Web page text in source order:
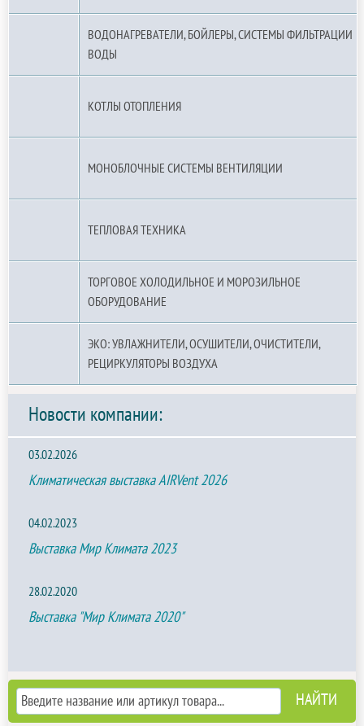
ВОДОНАГРЕВАТЕЛИ, БОЙЛЕРЫ, СИСТЕМЫ ФИЛЬТРАЦИИ
ВОДЫ
КОТЛЫ ОТОПЛЕНИЯ
МОНОБЛОЧНЫЕ СИСТЕМЫ ВЕНТИЛЯЦИИ
ТЕПЛОВАЯ ТЕХНИКА
ТОРГОВОЕ ХОЛОДИЛЬНОЕ И МОРОЗИЛЬНОЕ
ОБОРУДОВАНИЕ
ЭКО: УВЛАЖНИТЕЛИ, ОСУШИТЕЛИ, ОЧИСТИТЕЛИ,
РЕЦИРКУЛЯТОРЫ ВОЗДУХА
Новости компании:
03.02.2026
Климатическая выставка AIRVent 2026
04.02.2023
Выставка Мир Климата 2023
28.02.2020
Выставка "Мир Климата 2020"